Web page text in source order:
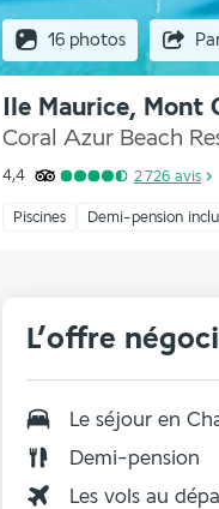
16 photos
Ile Maurice, Mont
Coral Azur Beach
4,4 2 726 avis
Piscines Demi-pension
L’offre
Le séjour en
Demi-pension
Les vols au